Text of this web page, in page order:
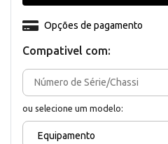
Compativel com:
ou selecione um modelo:
Equipamento
Opções de pagamento